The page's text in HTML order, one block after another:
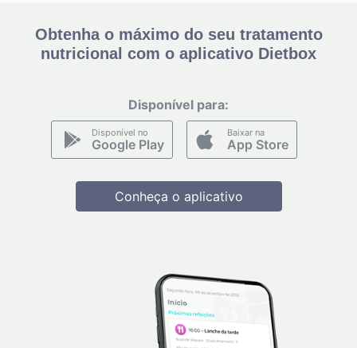
Obtenha o máximo do seu tratamento
nutricional com o aplicativo Dietbox
Disponível para:
Disponível no
Google Play
Baixar na
App Store
Conheça o aplicativo